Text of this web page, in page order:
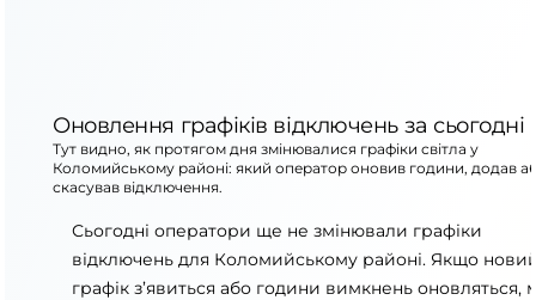
Оновлення графіків відключень за сьогодні
Тут видно, як протягом дня змінювалися графіки світла у
Коломийському районі: який оператор оновив години, додав
скасував відключення.
Сьогодні оператори ще не змінювали графіки
відключень для Коломийському районі. Якщо
графік з’явиться або години вимкнень оновляться,